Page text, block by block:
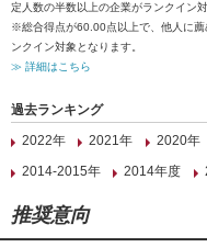
定人数の半数以上の企業がランクイン対
※総合得点が60.00点以上で、他人に薦
ンクイン対象となります。
≫ 詳細はこちら
過去ランキング
2022年
2021年 2020年
2014-2015年
2014年度
推奨意向